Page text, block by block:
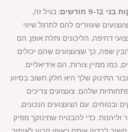
חודשים:
בגיל זה,
שעוזרים להם לתרגל שיווי
דחיפה, הליכונים ותלת אופן, הם
שפה, כך שצעצועים שהם יכולים
כמו ממיין צורות, הם אידיאליים.
התינוק שלך היא חלק חשוב בסיוע
שלהם. צעצועים צריכים
ובטוחים. עם הצעצועים הנכונים,
וליהנות. כדי להבטיח שתינוקך מפיק